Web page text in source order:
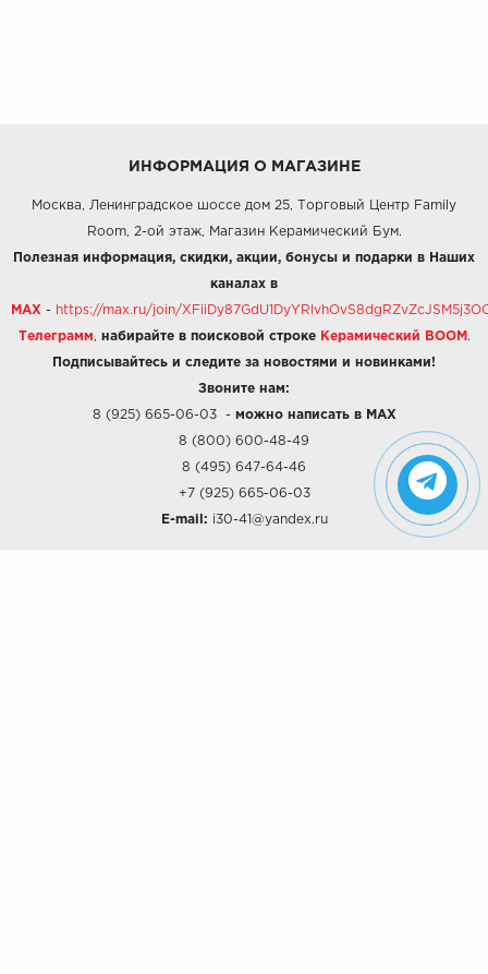
ИНФОРМАЦИЯ О МАГАЗИНЕ
Москва, Ленинградское шоссе дом 25, Торговый Центр Family
Room, 2-ой этаж, Магазин Керамический Бум.
Полезная информация, скидки, акции, бонусы и подарки в Наших
каналах в
MAX - https://max.ru/join/
Телеграмм набирайте в поисковой строке Керамический BOOM .
Подписывайтесь и следите за новостями и новинками!
Звоните нам:
8 (925) 665-06-03- можно написать в MAX
8 (800) 600-48-49
8 (495) 647-64-46
+7 (925) 665-06-03
E-mail: i30-41@yandex.ru